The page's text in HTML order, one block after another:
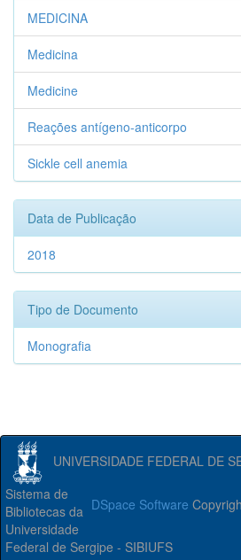
MEDICINA
Medicina
Medicine
Reações antígeno-anticorpo
Sickle cell anemia
Data de Publicação
2018
Tipo de Documento
Monografia
UNIVERSIDADE FEDERAL DE
DSpace Software
Sistema de
Bibliotecas da
Universidade
Federal de Sergipe - SIBIUFS